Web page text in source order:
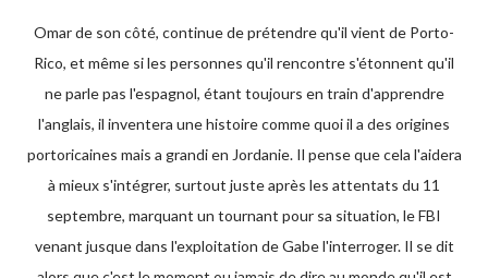
Omar de son côté, continue de prétendre qu'il vient de Porto-
Rico, et même si les personnes qu'il rencontre s'étonnent qu'il
ne parle pas l'espagnol, étant toujours en train d'apprendre
l'anglais, il inventera une histoire comme quoi il a des origines
portoricaines mais a grandi en Jordanie. Il pense que cela l'aidera
à mieux s'intégrer, surtout juste après les attentats du 11
septembre, marquant un tournant pour sa situation, le FBI
venant jusque dans l'exploitation de Gabe l'interroger. Il se dit